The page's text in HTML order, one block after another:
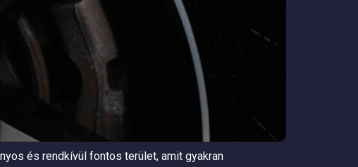
és rendkívül fontos terület, amit gyakran